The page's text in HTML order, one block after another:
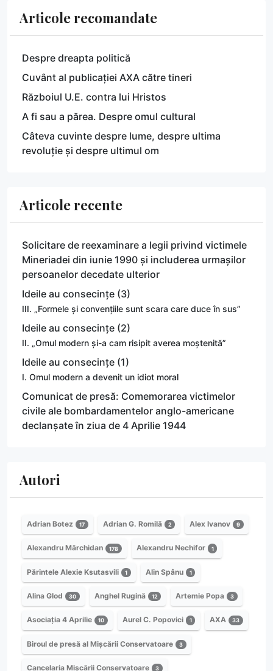
Articole recomandate
Despre dreapta politică
Cuvânt al publicației AXA către tineri
Războiul U.E. contra lui Hristos
A fi sau a părea. Despre omul cultural
Câteva cuvinte despre lume, despre ultima
revoluție și despre ultimul om
Articole recente
Solicitare de reexaminare a legii privind victimele
Mineriadei din iunie 1990 și includerea urmașilor
persoanelor decedate ulterior
Ideile au consecințe (3)
III. „Formele și convențiile sunt scara care duce în sus”
Ideile au consecințe (2)
II. „Omul modern și-a cam risipit averea moștenită”
Ideile au consecințe (1)
I. Omul modern a devenit un idiot moral
Comunicat de presă: Comemorarea victimelor
civile ale bombardamentelor anglo-americane
declanșate în ziua de 4 Aprilie 1944
Autori
Adrian Botez 17 Adrian G. Romilă 2 Alex Ivanov 9
Alexandru Mărchidan 178 Alexandru Nechifor 1
Părintele Alexie Ksutasvili 1 Alin Spânu 1
Alina Glod 30 Anghel Rugină 12 Artemie Popa 3
Asociația 4 Aprilie 10 Aurel C. Popovici 1 AXA 33
Biroul de presă al Mișcării Conservatoare 3
Cancelaria Mișcării Conservatoare 3